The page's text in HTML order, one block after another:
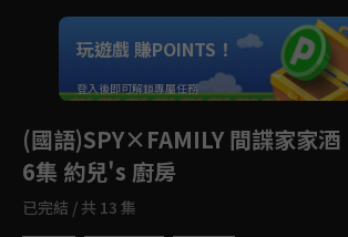
Unmute
如有不便請見諒
玩遊戲 賺POINTS！
登入後即可解鎖專屬任務
(國語)SPY×FAMILY 間諜家家
6集 約兒's 廚房
已完結 / 共 13 集